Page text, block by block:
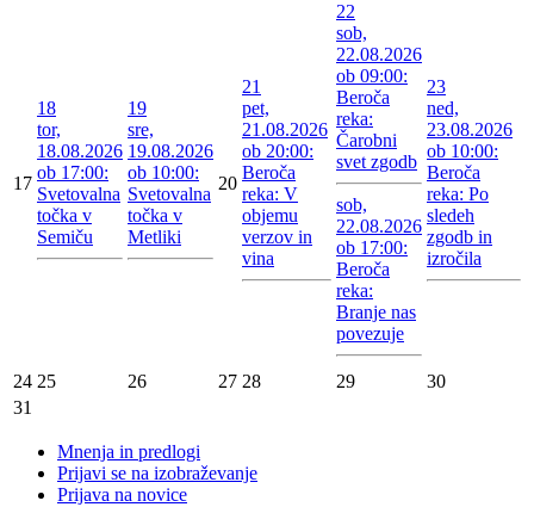
17
18
tor,
18.08.2026
ob 17:00:
Svetovalna
točka v
Semiču
19
sre,
19.08.2026
ob 10:00:
Svetovalna
točka v
Metliki
20
21
pet,
21.08.2026
ob 20:00:
Beroča
reka: V
objemu
verzov in
vina
22
sob,
22.08.2026
ob 09:00:
Beroča
reka:
Čarobni
svet zgodb
sob,
22.08.2026
ob 17:00:
Beroča
reka:
Branje nas
povezuje
23
ned,
23.08.2026
ob 10:00:
Beroča
reka: Po
sledeh
zgodb in
izročila
24 25 26 27 28 29
30
31
Mnenja in predlogi
Prijavi se na izobraževanje
Prijava na novice